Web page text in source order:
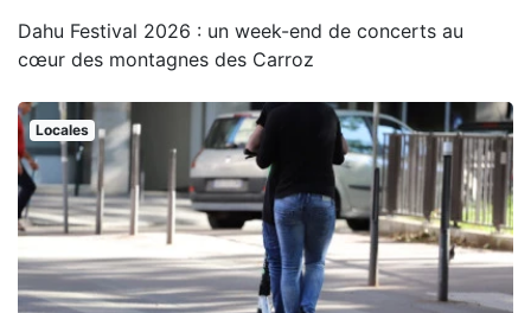
Dahu Festival 2026 : un week-end de concerts au
cœur des montagnes des Carroz
Locales